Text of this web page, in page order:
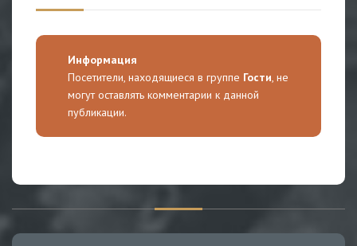
Информация
Посетители, находящиеся в группе Гости, не
могут оставлять комментарии к данной
публикации.